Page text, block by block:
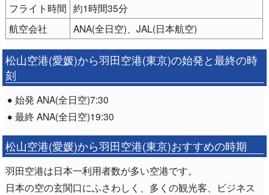
フライト時間 約1時間35分
航空会社
ANA(全日空)、JAL(日本航空)
松山空港(愛媛)から羽田空港(東京)の始発と最終の時
刻
始発 ANA(全日空)7:30
最終 ANA(全日空)19:30
松山空港(愛媛)から羽田空港(東京)おすすめの時期
羽田空港は日本一利用者数が多い空港です。
日本の空の玄関口にふさわしく、多くの観光客、ビジネス